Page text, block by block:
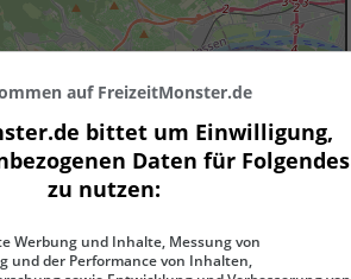
auf FreizeitMonster.de
bittet um Einwilligung,
Daten für Folgendes
zu nutzen:
Werbung und Inhalte, Messung von
und der Performance von Inhalten,